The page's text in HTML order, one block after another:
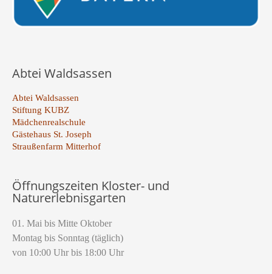
Abtei Waldsassen
Abtei Waldsassen
Stiftung KUBZ
Mädchenrealschule
Gästehaus St. Joseph
Straußenfarm Mitterhof
Öffnungszeiten Kloster- und
Naturerlebnisgarten
01. Mai bis Mitte Oktober
Montag bis Sonntag (täglich)
von 10:00 Uhr bis 18:00 Uhr